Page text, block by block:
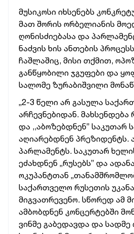
მუსიკოსი იხსენებს
მათ შორის ორბელიანის
ღონისძიებასა და
ნაძვის ხის ანთების
ჩაშლაშიც, მისი თქმით,
განწყობილი ჯგუფები და
სალომე ზურაბიშვილი
„2-3 წელი არ გასულა
არჩევნებიდან.
და ,,აბოზებდნენ” საკუთარ
აღიარებდნენ პრეზიდენტს.
პარლამენტს. საკუთარ
ეძახდნენ „რუსებს” და
ოკუპანტთან
საქართველო რუსეთის
მიგვათრევენო. სწორედ ამ
ამბობდნენ კონცერტებში
ვინმე გაბედავდა და სადმე